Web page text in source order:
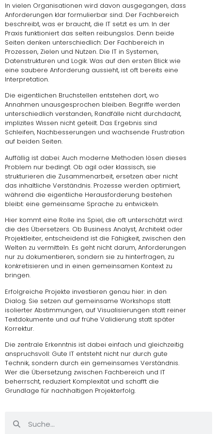
In vielen Organisationen wird davon ausgegangen, dass
Anforderungen klar formulierbar sind. Der Fachbereich
beschreibt, was er braucht, die IT setzt es um. In der
Praxis funktioniert das selten reibungslos. Denn beide
Seiten denken unterschiedlich: Der Fachbereich in
Prozessen, Zielen und Nutzen. Die IT in Systemen,
Datenstrukturen und Logik. Was auf den ersten Blick wie
eine saubere Anforderung aussieht, ist oft bereits eine
Interpretation.
Die eigentlichen Bruchstellen entstehen dort, wo
Annahmen unausgesprochen bleiben. Begriffe werden
unterschiedlich verstanden, Randfälle nicht durchdacht,
implizites Wissen nicht geteilt. Das Ergebnis sind
Schleifen, Nachbesserungen und wachsende Frustration
auf beiden Seiten.
Auffällig ist dabei: Auch moderne Methoden lösen dieses
Problem nur bedingt. Ob agil oder klassisch, sie
strukturieren die Zusammenarbeit, ersetzen aber nicht
das inhaltliche Verständnis. Prozesse werden optimiert,
während die eigentliche Herausforderung bestehen
bleibt: eine gemeinsame Sprache zu entwickeln.
Hier kommt eine Rolle ins Spiel, die oft unterschätzt wird:
die des Übersetzers. Ob Business Analyst, Architekt oder
Projektleiter, entscheidend ist die Fähigkeit, zwischen den
Welten zu vermitteln. Es geht nicht darum, Anforderungen
nur zu dokumentieren, sondern sie zu hinterfragen, zu
konkretisieren und in einen gemeinsamen Kontext zu
bringen.
Erfolgreiche Projekte investieren genau hier: in den
Dialog. Sie setzen auf gemeinsame Workshops statt
isolierter Abstimmungen, auf Visualisierungen statt reiner
Textdokumente und auf frühe Validierung statt später
Korrektur.
Die zentrale Erkenntnis ist dabei einfach und gleichzeitig
anspruchsvoll: Gute IT entsteht nicht nur durch gute
Technik, sondern durch ein gemeinsames Verständnis.
Wer die Übersetzung zwischen Fachbereich und IT
beherrscht, reduziert Komplexität und schafft die
Grundlage für nachhaltigen Projekterfolg.